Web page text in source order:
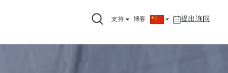
支持 博客 提出询问